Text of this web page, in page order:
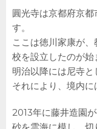
圓光寺は京都府京
す。
ここは徳川家康が
校を設立したのが始
明治以降には尼寺と
それにより、境内に
2013年に藤井造園